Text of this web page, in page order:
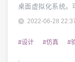
桌面虚拟化系统。
控及统一认证管理
功能3、可针对企
2022-06-28
#设计 #仿真 #